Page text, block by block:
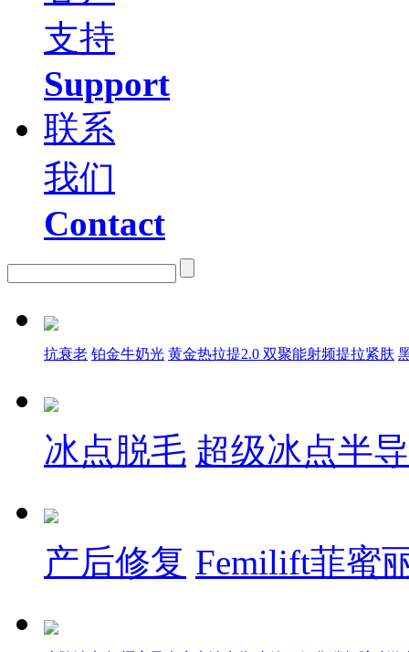
支持
Support
联系
我们
Contact
抗衰老 铂金牛奶光 黄金热拉提2.0 双聚能射频提拉紧肤
冰点脱毛 超级冰点半
产后修复 Femilift菲蜜